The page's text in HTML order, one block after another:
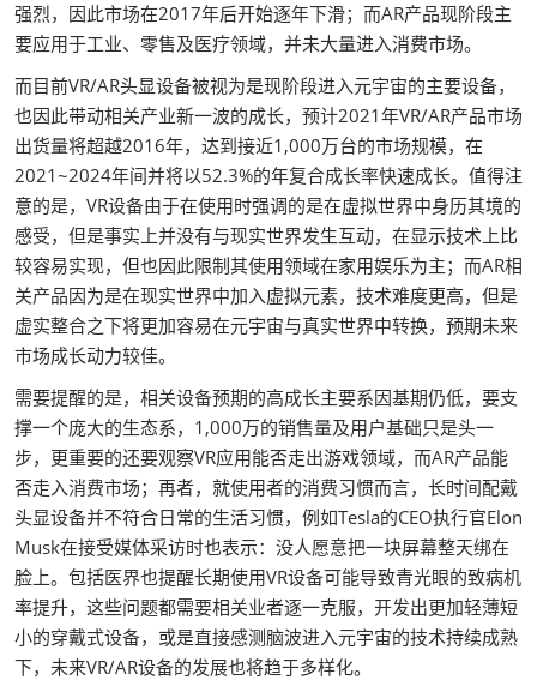
强烈，因此市场在2017年后开始逐年下滑；而AR产品现阶段主
要应用于工业、零售及医疗领域，并未大量进入消费市场。
而目前VR/AR头显设备被视为是现阶段进入元宇宙的主要设备，
也因此带动相关产业新一波的成长，预计2021年VR/AR产品市场
出货量将超越2016年，达到接近1,000万台的市场规模，在
2021~2024年间并将以52.3%的年复合成长率快速成长。值得注
意的是，VR设备由于在使用时强调的是在虚拟世界中身历其境的
感受，但是事实上并没有与现实世界发生互动，在显示技术上比
较容易实现，但也因此限制其使用领域在家用娱乐为主；而AR相
关产品因为是在现实世界中加入虚拟元素，技术难度更高，但是
虚实整合之下将更加容易在元宇宙与真实世界中转换，预期未来
市场成长动力较佳。
需要提醒的是，相关设备预期的高成长主要系因基期仍低，要支
撑一个庞大的生态系，1,000万的销售量及用户基础只是头一
步，更重要的还要观察VR应用能否走出游戏领域，而AR产品能
否走入消费市场；再者，就使用者的消费习惯而言，长时间配戴
头显设备并不符合日常的生活习惯，例如Tesla的CEO执行官Elon
Musk在接受媒体采访时也表示：没人愿意把一块屏幕整天绑在
脸上。包括医界也提醒长期使用VR设备可能导致青光眼的致病机
率提升，这些问题都需要相关业者逐一克服，开发出更加轻薄短
小的穿戴式设备，或是直接感测脑波进入元宇宙的技术持续成熟
下，未来VR/AR设备的发展也将趋于多样化。